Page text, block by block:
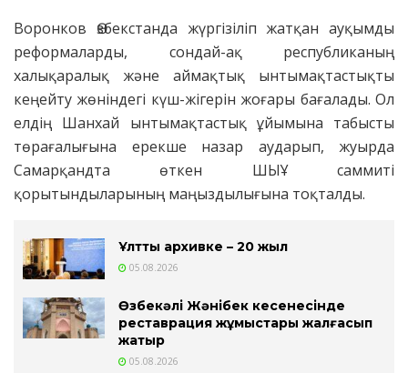
Воронков Өзбекстанда жүргізіліп жатқан ауқымды
реформаларды, сондай-ақ республиканың
халықаралық және аймақтық ынтымақтастықты
кеңейту жөніндегі күш-жігерін жоғары бағалады. Ол
елдің Шанхай ынтымақтастық ұйымына табысты
төрағалығына ерекше назар аударып, жуырда
Самарқандта өткен ШЫҰ саммиті
қорытындыларының маңыздылығына тоқталды.
Ұлттық архивке – 20 жыл
05.08.2026
Өзбекәлі Жәнібек кесенесінде
реставрация жұмыстары жалғасып
жатыр
05.08.2026